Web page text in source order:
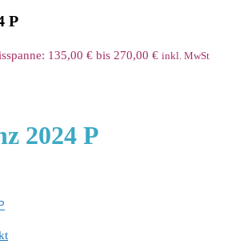
P
135,00 € bis 270,00 € inkl. MwSt
2024 P